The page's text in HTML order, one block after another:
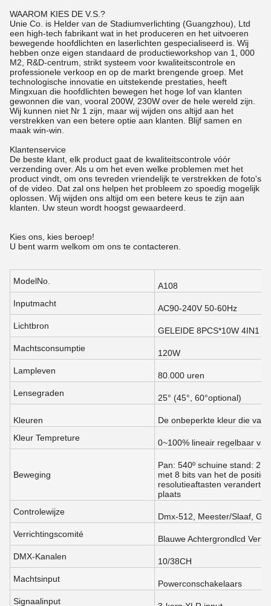
WAAROM KIES DE V.S.?
Unie Co. is Helder van de Stadiumverlichting (Guangzhou), Ltd
een high-tech fabrikant wat in het produceren en het uitvoeren
bewegende hoofdlichten en laserlichten gespecialiseerd is. Wij
hebben onze eigen standaard de productieworkshop van 1, 000
M2, R&D-centrum, strikt systeem voor kwaliteitscontrole en
professionele verkoop en op de markt brengende groep. Met
technologische innovatie en uitstekende prestaties, heeft
Mingxuan die hoofdlichten bewegen het hoge lof van klanten
gewonnen die van, vooral 200W, 230W over de hele wereld zijn.
Wij kunnen niet Nr 1 zijn, maar wij wijden ons altijd aan het
verstrekken van een betere optie aan klanten. Blijf samen en
maak win-win.
Klantenservice
De beste klant, elk product gaat de kwaliteitscontrole vóór
verzending over. Als u om het even welke problemen met het
product vindt, om ons tevreden vriendelijk te verstrekken de foto's
of de video. Dat zal ons helpen het probleem zo spoedig mogelijk
oplossen. Wij wijden ons altijd om een betere keus te zijn aan
klanten. Uw steun wordt hoogst gewaardeerd.
Kies ons, kies beroep!
U bent warm welkom om ons te contacteren.
ModelNo.
A108
Inputmacht
AC90-240V 50-60Hz
Lichtbron
GELEIDE 8PCS*10W 4IN1
Machtsconsumptie
120W
Lampleven
80.000 uren
Lensegraden
25° (45°, 60°optional)
Kleuren
De onbeperkte kleur die van
Kleur Tempreture
0~100% lineair regelbaar
Beweging
Pan: 540º schuine stand:
met 8 bits van het de
resolutieaftasten verandert
plaats
Controlewijze
Dmx-512, Meester/Slaaf,
Verrichtingscomité
Blauwe Achtergrondlcd
DMX-Kanalen
10/38CH
Machtsinput
Powerconschakelaars
Signaalinput